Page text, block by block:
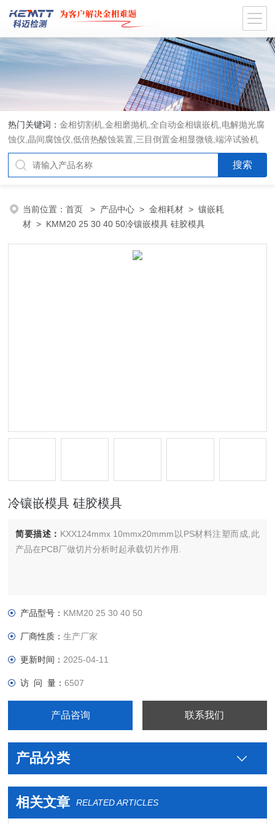
热门关键词：金相切割机,金相磨抛机,全自动金相镶嵌机,电解抛光腐
蚀仪,晶间腐蚀仪,低倍热酸蚀装置,三目倒置金相显微镜,端淬试验机
当前位置：首页 > 产品中心 >金相耗材 >镶嵌耗
材 > KMM20 25 30 40 50冷镶嵌模具 硅胶模具
冷镶嵌模具 硅胶模具
简要描述： KXX124mmx 10mmx20mmm以PS材料注塑而成,此
产品在PCB厂做切片分析时起承载切片作用.
产品型号： KMM20 25 30 40 50
厂商性质：生产厂家
更新时间： 2025-04-11
访 问 量：6507
产品咨询 联系我们
产品分类
相关文章 RELATED ARTICLES